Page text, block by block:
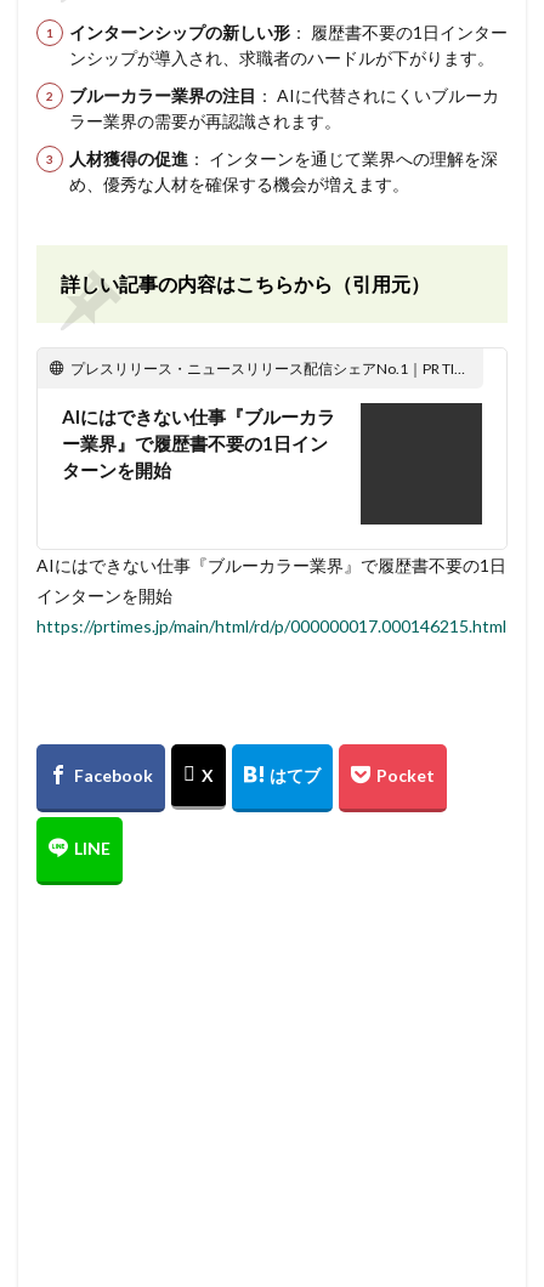
インターンシップの新しい形 ： 履歴書不要の1日インター
ンシップが導入され、求職者のハードルが下がります。
ブルーカラー業界の注目 ： AIに代替されにくいブルーカ
ラー業界の需要が再認識されます。
人材獲得の促進 ： インターンを通じて業界への理解を深
め、優秀な人材を確保する機会が増えます。
詳しい記事の内容はこちらから（引用元）
プレスリリース・ニュースリリース配信シェアNo.1｜PR TIMES
AIにはできない仕事『ブルーカラ
ー業界』で履歴書不要の1日イン
ターンを開始
AIにはできない仕事『ブルーカラー業界』で履歴書不要の1日
インターンを開始
https://prtimes.jp/main/html/rd/p/000000017.000146215.html